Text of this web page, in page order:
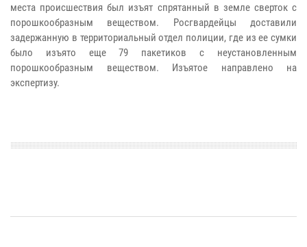
места происшествия был изъят спрятанный в земле сверток с
порошкообразным веществом. Росгвардейцы доставили
задержанную в территориальный отдел полиции, где из ее сумки
было изъято еще 79 пакетиков с неустановленным
порошкообразным веществом. Изъятое направлено на
экспертизу.